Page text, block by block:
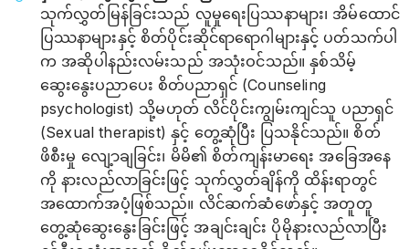
သုက်လွှတ်မြန်ခြင်းသည် လူမှုရေးပြဿနာများ၊ အိမ်ထောင်
ပြဿနာများနှင့် စိတ်ပိုင်းဆိုင်ရာရောဂါများနှင့် ပတ်သက်ပါ
က အဆိုပါနည်းလမ်းသည် အသုံးဝင်သည်။ နှစ်သိမ့်
ဆွေးနွေးပညာပေး စိတ်ပညာရှင် (Counseling
psychologist) သို့မဟုတ် လိင်ပိုင်းကျွမ်းကျင်သူ ပညာရှင်
(Sexual therapist) နှင့် တွေ့ဆုံပြီး ပြသနိုင်သည်။ စိတ်
ဖိစီးမှု လျေ့ာချခြင်း၊ မိမိ၏ စိတ်ကျန်းမာရေး အခြေအနေ
ကို နားလည်လာခြင်းဖြင့် သုက်လွှတ်ချိန်ကို ထိန်းရာတွင်
အထောက်အပံ့ဖြစ်သည်။ လိင်ဆက်ဆံဖော်နှင့် အတူတူ
တွေ့ဆုံဆွေးနွေးခြင်းဖြင့် အချင်းချင်း ပိုမိုနားလည်လာပြီး